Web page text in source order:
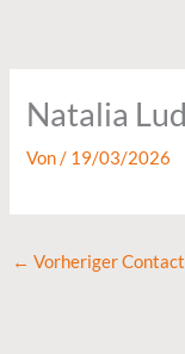
Natalia
Von/ 19/03/2026
← Vorheriger